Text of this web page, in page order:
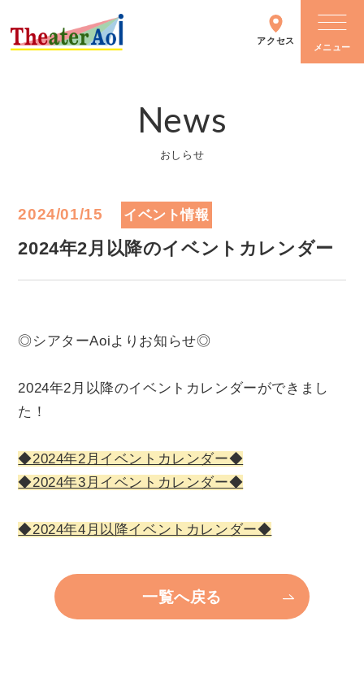
シアターについて
主催イベント
よくあるご質問
サポートが必要な方へ
アクセス
News
おしらせ
2024/01/15 イベント情報
2024年2月以降のイベントカレンダー
◎シアターAoiよりお知らせ◎
2024年2月以降のイベントカレンダーができまし
た！
◆2024年2月イベントカレンダー◆
◆2024年3月イベントカレンダー◆
◆2024年4月以降イベントカレンダー◆
一覧へ戻る